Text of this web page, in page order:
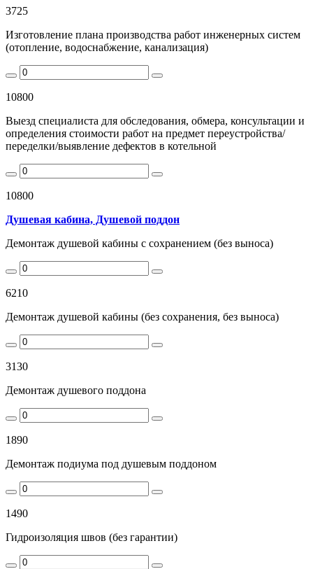
3725
Изготовление плана производства работ инженерных систем
(отопление, водоснабжение, канализация)
10800
Выезд специалиста для обследования, обмера, консультации и
определения стоимости работ на предмет переустройства/
переделки/выявление дефектов в котельной
10800
Душевая кабина, Душевой поддон
Демонтаж душевой кабины с сохранением (без выноса)
6210
Демонтаж душевой кабины (без сохранения, без выноса)
3130
Демонтаж душевого поддона
1890
Демонтаж подиума под душевым поддоном
1490
Гидроизоляция швов (без гарантии)